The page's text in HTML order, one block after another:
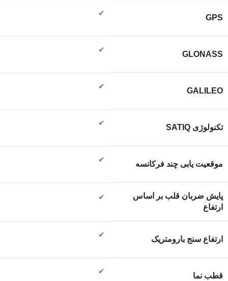
GPS
✔
GLONASS
✔
GALILEO
✔
تکنولوژی SATIQ
✔
موقعیت یابی چند فرکانسه
✔
پایش ضربان قلب بر اساس
ارتفاع
✔
ارتفاع سنج بارومتریک
✔
قطب نما
✔